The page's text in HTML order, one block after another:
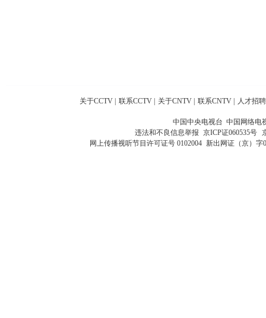
关于CCTV 联系CCTV 关于CNTV 联系CNTV 人才招聘
中国中央电视台 中国网络电
违法和不良信息举报 京ICP证060535号
网上传播视听节目许可证号 0102004 新出网证（京）